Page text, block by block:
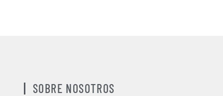
SOBRE NOSOTROS